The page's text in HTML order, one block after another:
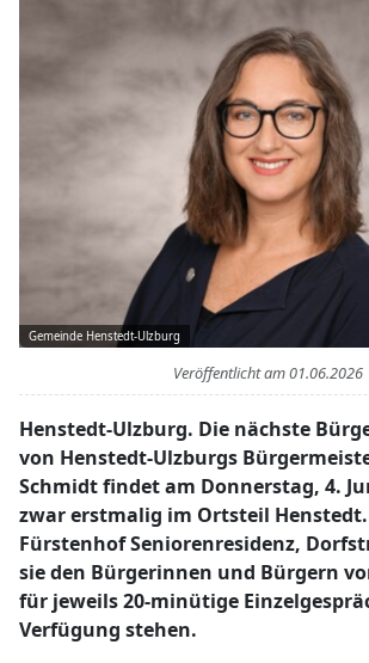
Gemeinde Henstedt-Ulzburg
Veröffentlicht am01.06.2026
Henstedt-Ulzburg. Die nächste
von Henstedt-Ulzburgs
Schmidt findet am Donnerstag, 4.
zwar erstmalig im Ortsteil
Fürstenhof Seniorenresidenz,
sie den Bürgerinnen und Bürgern
für jeweils 20-minütige
Verfügung stehen.